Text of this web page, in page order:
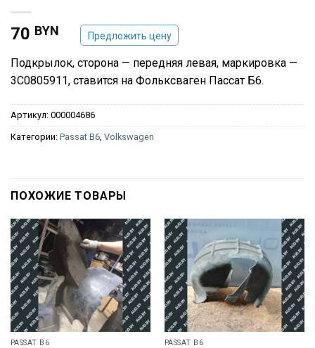
70 BYN Предложить цену
Подкрылок, сторона — передняя левая, маркировка —
3C0805911, ставится на Фольксваген Пассат Б6.
Артикул: 000004686
Категории: Passat B6, Volkswagen
ПОХОЖИЕ ТОВАРЫ
PASSAT B6 PASSAT B6